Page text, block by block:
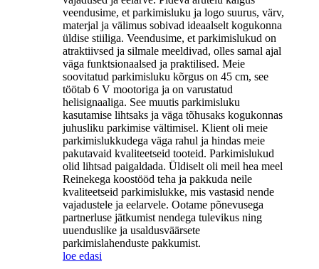
veendusime, et parkimisluku ja logo suurus, värv,
materjal ja välimus sobivad ideaalselt kogukonna
üldise stiiliga. Veendusime, et parkimislukud on
atraktiivsed ja silmale meeldivad, olles samal ajal
väga funktsionaalsed ja praktilised. Meie
soovitatud parkimisluku kõrgus on 45 cm, see
töötab 6 V mootoriga ja on varustatud
helisignaaliga. See muutis parkimisluku
kasutamise lihtsaks ja väga tõhusaks kogukonnas
juhusliku parkimise vältimisel. Klient oli meie
parkimislukkudega väga rahul ja hindas meie
pakutavaid kvaliteetseid tooteid. Parkimislukud
olid lihtsad paigaldada. Üldiselt oli meil hea meel
Reinekega koostööd teha ja pakkuda neile
kvaliteetseid parkimislukke, mis vastasid nende
vajadustele ja eelarvele. Ootame põnevusega
partnerluse jätkumist nendega tulevikus ning
uuenduslike ja usaldusväärsete
parkimislahenduste pakkumist.
loe edasi